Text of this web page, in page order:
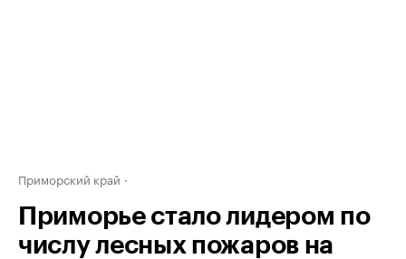
Приморский край
Приморье стало лидером по
числу лесных пожаров на